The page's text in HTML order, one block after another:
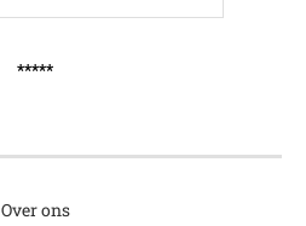
*****
Over ons